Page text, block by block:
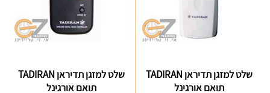
שלט למזגן תדיראן TADIRAN
תואם אורגינל
שלט למזגן תדיראן TADIRAN
תואם אורגינל